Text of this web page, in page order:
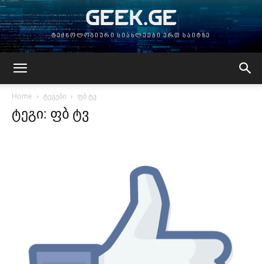
GEEK.GE
ტექნოლოგიური სიახლეები ერთ საიტზე
Home ტეგები ფბ ტვ
ტეგი: ფბ ტვ